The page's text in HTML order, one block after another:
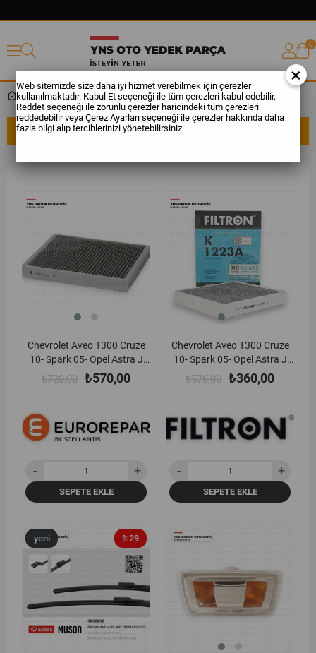
0
Zafira
SIRALAMA
Chevrolet Aveo T300 Cruze
10- Spark 05- Opel Astra J
Insignia A Meriva B 08-17
Mokka Zafira C 12-19 Polen
₺570,00
₺720,00
yeni
SEPETE EKLE
Chevrolet Aveo T300 Cruze
10- Spark 05- Opel Astra J
Insignia A Meriva B 08-17
Mokka Zafira C 12-19 Polen
K8014 / K1223a
₺360,00
₺576,00
yeni
SEPETE EKLE
%29
yeni
ürün
yeni
×
Web sitemizde size daha iyi hizmet verebilmek için çerezler
kullanılmaktadır. Kabul Et seçeneği ile tüm çerezleri kabul edebilir,
Reddet seçeneği ile zorunlu çerezler haricindeki tüm çerezleri
reddedebilir veya Çerez Ayarları seçeneği ile çerezler hakkında daha
fazla bilgi alıp tercihlerinizi yönetebilirsiniz